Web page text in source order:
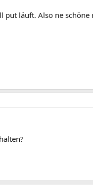
läuft. Also ne